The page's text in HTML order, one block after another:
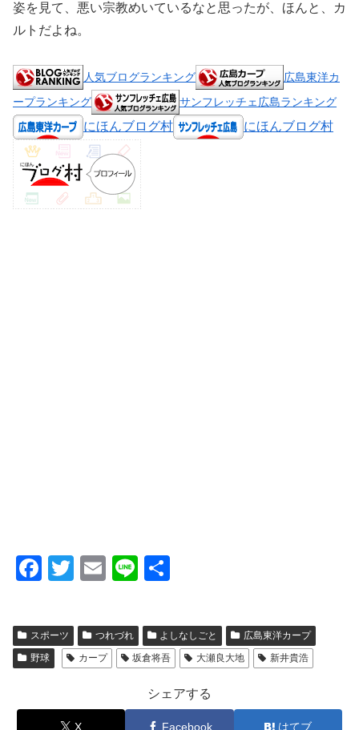
姿を見て、悪い宗教めいているなと思ったが、ほんと、カ
ルトだよね。
人気ブログランキング
広島東洋カ
ープランキング
サンフレッチェ広島ランキング
にほんブログ村 にほんブログ村
F
c
e
b
T
tt
er
E
ail
Li
e
スポーツ つれづれ よしなしごと
広島東洋カープ
野球
カープ 坂倉将吾 大瀬良大地 新井貴浩
シェアする
X Facebook はてブ